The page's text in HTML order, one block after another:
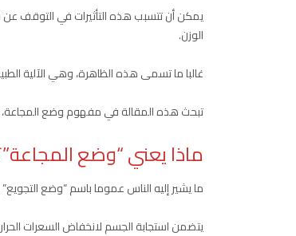
يمكن أن تتسبب هذه التأثيرات في التوقف
الوزن.
غالبا ما تسمى هذه الظاهرة، وهي الآلية
تبحث هذه المقالة في مفهوم وضع المجاعة،
ماذا يعني “وضع
ما يشير إليه الناس عموما باسم “وضع
يتضمن استجابة الجسم لانخفاض السعرات